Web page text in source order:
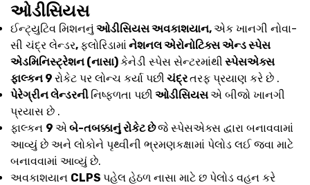
ઓડીસિયસ
ઈન્ટ્યુટિવ મિશનનુંઓડીસિયસ અવકાશયાન,એક ખાનગી નોવા-
સી ચંદ્ર લેન્ડર,ફ્લોરિડામાંનેશનલ એરોનોટિક્સ એન્ડ સ્પેસ
એડમિનિસ્ટ્રેશન (નાસા)કેનેડી સ્પેસ સેન્ટરમાંથી સ્પેસએક્સ
ફાલ્કન 9 રોકેટ પર લોન્ચ કર્યા પછી ચંદ્રતરફ પ્રયાણ કરે છે .
પેરેગ્રીન લેન્ડરની નિષ્ફળતા પછી ઓડીસિયસએ બીજો ખાનગી
પ્રયાસ છે .
ફાલ્કન 9 એબે-તબક્કાનું રોકેટ છેજે સ્પેસએક્સ દ્વારા બનાવવામાં
આવ્યું છે અને લોકોને પૃથ્વીની ભ્રમણકક્ષામાં પેલોડ લઈ જવા માટે
બનાવવામાં આવ્યું છે.
અવકાશયાન CLPS પહેલ હેઠળ નાસા માટે છ પેલોડ વહન કરે